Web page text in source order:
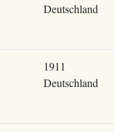
Deutschland
1911
Deutschland